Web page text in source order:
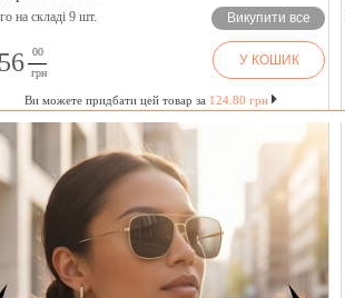
на складі 9 шт. Викупити все
00
грн
У КОШИК
Ви можете придбати цей товар за 124.80 грн